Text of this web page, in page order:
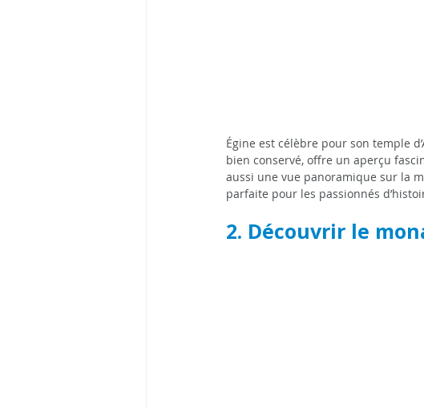
Égine est célèbre pour son temple
bien conservé, offre un aperçu
aussi une vue panoramique sur la
parfaite pour les passionnés
2. Découvrir le